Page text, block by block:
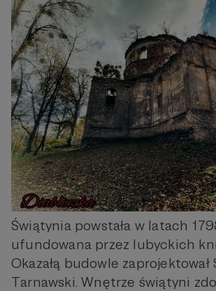
Świątynia powstała w latach
ufundowana przez lubyckich
Okazałą budowle zaprojektował
Tarnawski. Wnętrze świątyni